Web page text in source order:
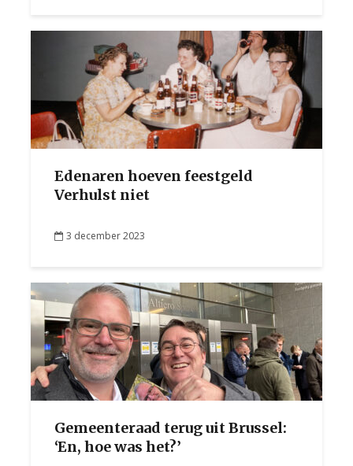
Edenaren hoeven feestgeld
Verhulst niet
3 december 2023
Gemeenteraad terug uit Brussel:
‘En, hoe was het?’